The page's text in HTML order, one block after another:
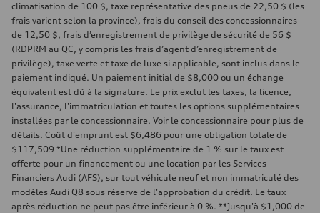
climatisation de 100 $, taxe représentative des pneus de 22,50 $ (les
frais varient selon la province), frais du conseil des concessionnaires
de 12,50 $, frais d’enregistrement de privilège de sécurité de 56 $
(RDPRM au QC, y compris les frais d’agent d’enregistrement de
privilège), taxe verte et taxe de luxe si applicable, sont inclus dans le
paiement indiqué. Un paiement initial de $8,000 ou un échange
équivalent est dû à la signature. Le prix exclut les taxes, la licence,
l'assurance, l'immatriculation et toutes les options supplémentaires
installées par le concessionnaire. Voir le concessionnaire pour plus de
détails. Coût d'emprunt est $6,486 pour une obligation totale de
$117,509 *Une réduction supplémentaire de 1 % sur le taux est
offerte pour un financement ou une location par les Services
Financiers Audi (AFS), sur tout véhicule neuf et non immatriculé des
modèles Audi Q8 sous réserve de l'approbation du crédit. Le taux
après réduction ne peut pas être inférieur à 0 %. **Jusqu'à $1,000 de